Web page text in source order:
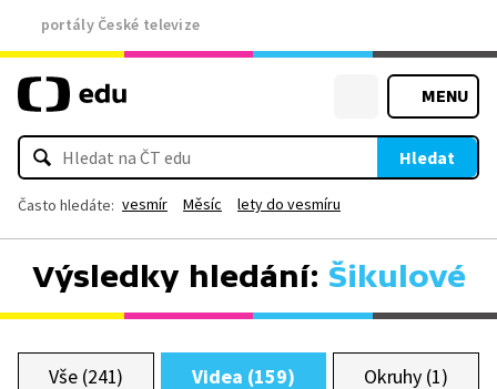
portály České televize
MENU
Hledat
Často hledáte: vesmír Měsíc lety do vesmíru
Výsledky hledání: Šikulové
Vše (241) Videa (159) Okruhy (1)